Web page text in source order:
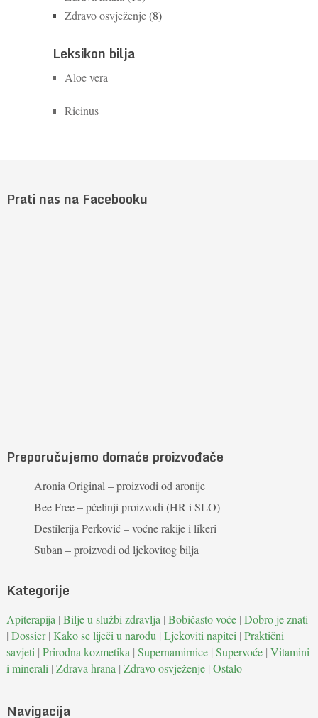
Zdravo osvježenje(8)
Leksikon bilja
Aloe vera
Ricinus
Prati nas na Facebooku
Preporučujemo domaće proizvođače
Aronia Original – proizvodi od aronije
Bee Free – pčelinji proizvodi (HR i SLO)
Destilerija Perković – voćne rakije i likeri
Suban – proizvodi od ljekovitog bilja
Kategorije
Apiterapija | Bilje u službi zdravlja | Bobičasto voće| Dobro je znati
| Dossier| Kako se liječi u narodu | Ljekoviti napitci | Praktični
savjeti | Prirodna kozmetika | Supernamirnice| Supervoće| Vitamini
i minerali | Zdrava hrana | Zdravo osvježenje| Ostalo
Navigacija